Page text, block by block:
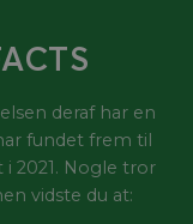
deraf har en
fundet frem til
2021. Nogle tror
vidste du at: